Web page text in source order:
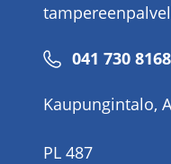
041 730 8168
Kaupungintalo,
PL 487